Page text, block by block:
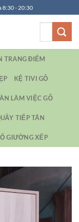
8:30 - 20:30
TRANG ĐIỂM
KỆ TIVI GỖ
LÀM VIỆC GỖ
TIẾP TÂN
GIƯỜNG XẾP